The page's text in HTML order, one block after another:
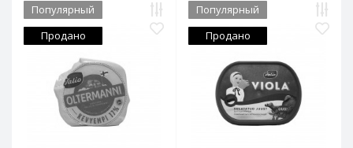
Популярный
Продано
Популярный
Продано